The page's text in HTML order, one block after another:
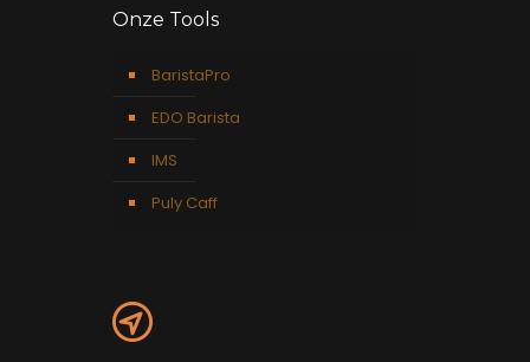
Onze Tools
BaristaPro
EDO Barista
IMS
Puly Caff